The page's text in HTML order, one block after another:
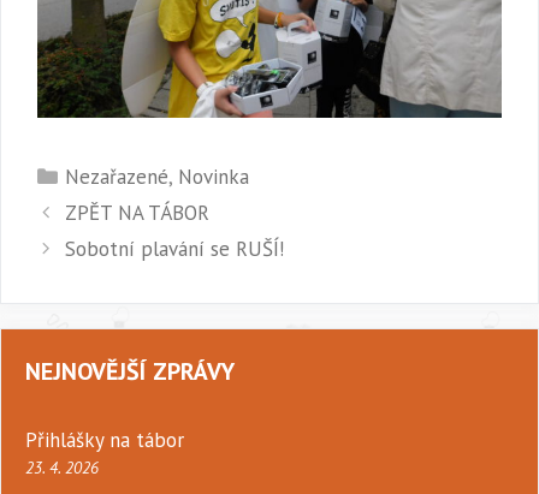
Rubriky
Nezařazené, Novinka
ZPĚT NA TÁBOR
Sobotní plavání se RUŠÍ!
NEJNOVĚJŠÍ ZPRÁVY
Přihlášky na tábor
23. 4. 2026